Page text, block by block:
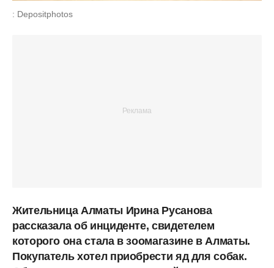
: Depositphotos
Жительница Алматы Ирина Русанова
рассказала об инциденте, свидетелем
которого она стала в зоомагазине в Алматы.
Покупатель хотел приобрести яд для собак.